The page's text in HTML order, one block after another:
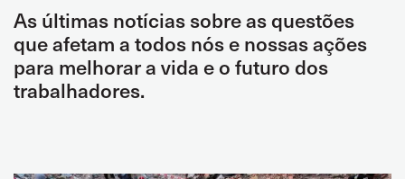
As últimas notícias sobre as questões
que afetam a todos nós e nossas ações
para melhorar a vida e o futuro dos
trabalhadores.